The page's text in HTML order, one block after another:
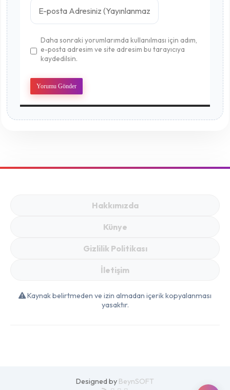
Daha sonraki yorumlarımda kullanılması için adım,
e-posta adresim ve site adresim bu tarayıcıya
kaydedilsin.
Hakkımızda
Künye
Gizlilik Politikası
İletişim
Kaynak belirtmeden ve izin almadan içerik kopyalanması
yasaktır.
Designed by BeynSOFT